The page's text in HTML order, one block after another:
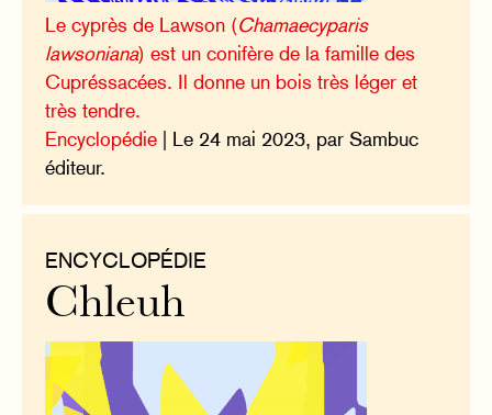
Le cyprès de Lawson (Chamaecyparis
lawsoniana) est un conifère de la famille des
Cupréssacées. Il donne un bois très léger et
très tendre.
Encyclopédie | Le 24 mai 2023, par Sambuc
éditeur.
ENCYCLOPÉDIE
Chleuh